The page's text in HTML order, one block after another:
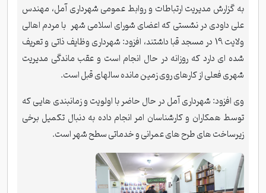
به گزارش مدیریت ارتباطات و روابط عمومی شهرداری آمل، مهندس
علی داودی در نشستی که اعضای شورای اسلامی شهر با مردم اهالی
ولایت 19 در مسجد قبا داشتند، افزود: شهرداری وظایف ذاتی و تعریف
شده ای دارد که روزانه در حال انجام است و عقب ماندگی مدیریت
شهری فعلی از کارهای روی زمین مانده سالهای قبل است.
وی افزود: شهرداری آمل در حال حاضر با اولویت و زمانبندی هایی که
توسط همکاران و کارشناسان امر انجام داده به دنبال تکمیل برخی
زیرساخت های طرح های عمرانی و خدماتی سطح شهر است.